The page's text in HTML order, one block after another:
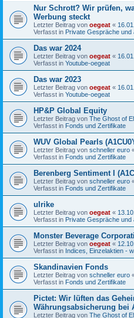
Nur Schrott? Wir prüfen,
Werbung steckt
Letzter Beitrag von oegeat «
Verfasst in Private Gespräche und
Das war 2024
Letzter Beitrag von oegeat «
Verfasst in Youtube-oegeat
Das war 2023
Letzter Beitrag von oegeat «
Verfasst in Youtube-oegeat
HP&P Global Equity
Letzter Beitrag von The Ghost of
Verfasst in Fonds und Zertifikate
WUV Global Pearls
Letzter Beitrag von schneller euro
Verfasst in Fonds und Zertifikate
Berenberg Sentiment I
Letzter Beitrag von schneller euro
Verfasst in Fonds und Zertifikate
ulrike
Letzter Beitrag von oegeat «
Verfasst in Private Gespräche und
Monster Beverage
Letzter Beitrag von oegeat «
Verfasst in Indices, Einzelaktien -
Skandinavien Fonds
Letzter Beitrag von schneller euro
Verfasst in Fonds und Zertifikate
Pictet: Wir lüften das
Währungsabsicherung bei
Letzter Beitrag von The Ghost of